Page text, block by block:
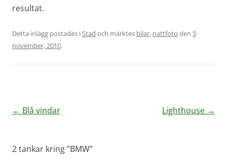
resultat.
Detta inlägg postades iStad och märktes bilar, nattfoto den 5
november, 2010.
Inläggsnavigering
← Blå vindar Lighthouse →
2 tankar kring ”BMW”